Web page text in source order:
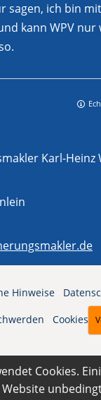
sagen, ich bin
kann WPV nur
Karl-Heinz
Hinweise
Cookies
Cookies.